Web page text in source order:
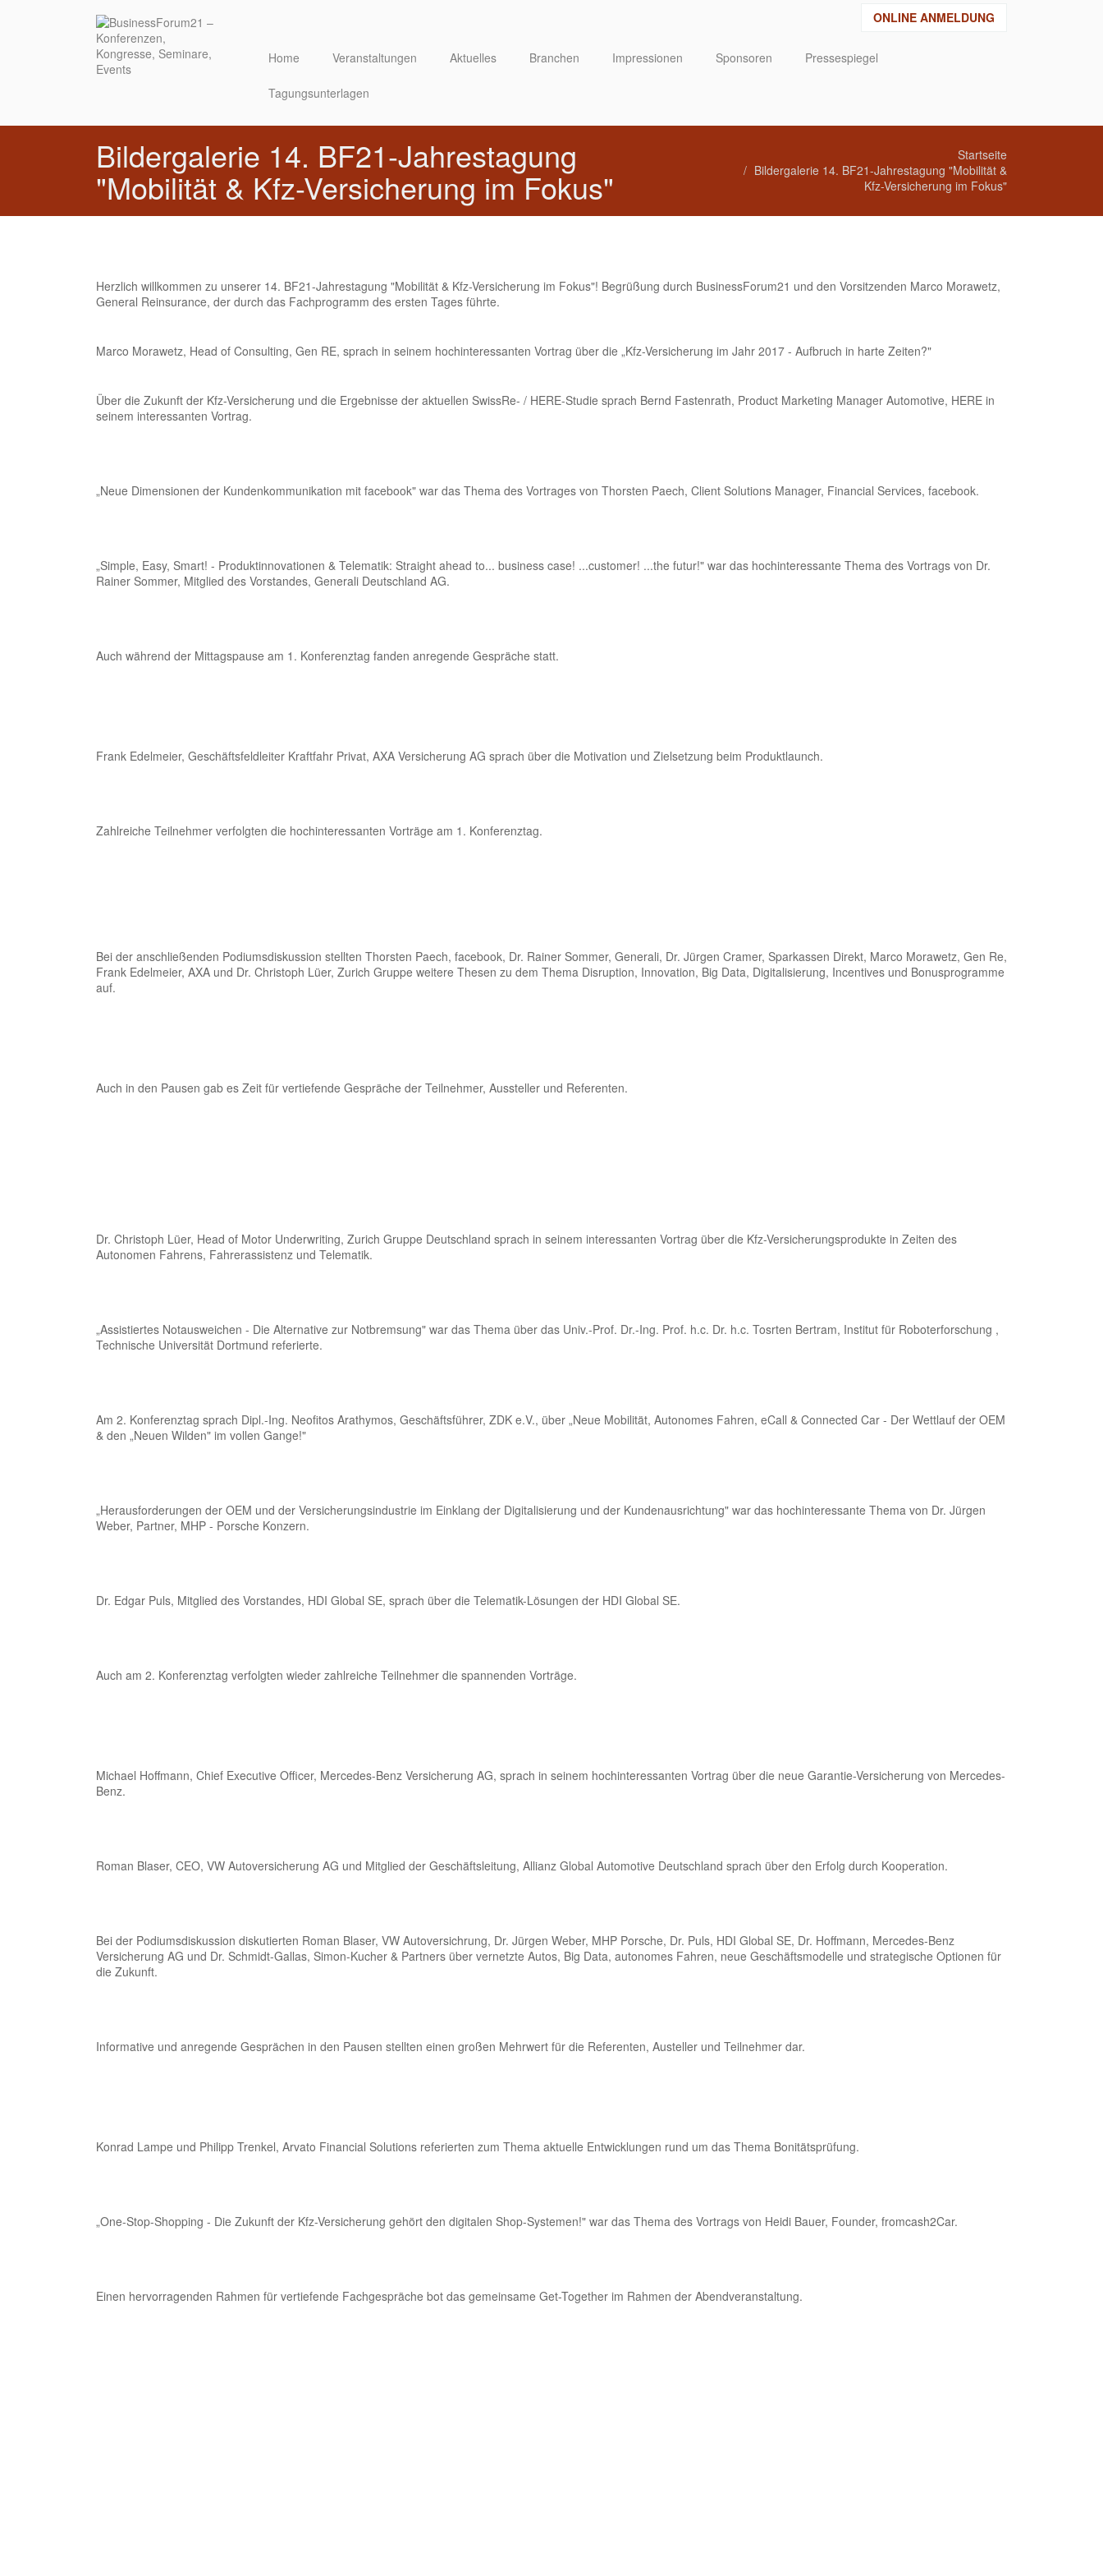
ONLINE ANMELDUNG
Home Veranstaltungen Aktuelles Branchen Impressionen Sponsoren Pressespiegel
Tagungsunterlagen
Bildergalerie 14. BF21-Jahrestagung
"Mobilität & Kfz-Versicherung im Fokus"
Startseite
Bildergalerie 14. BF21-Jahrestagung "Mobilität &
Kfz-Versicherung im Fokus"
Herzlich willkommen zu unserer 14. BF21-Jahrestagung "Mobilität & Kfz-Versicherung im Fokus"! Begrüßung durch BusinessForum21 und den Vorsitzenden Marco Morawetz,
General Reinsurance, der durch das Fachprogramm des ersten Tages führte.
Marco Morawetz, Head of Consulting, Gen RE, sprach in seinem hochinteressanten Vortrag über die „Kfz-Versicherung im Jahr 2017 - Aufbruch in harte Zeiten?"
Über die Zukunft der Kfz-Versicherung und die Ergebnisse der aktuellen SwissRe- / HERE-Studie sprach Bernd Fastenrath, Product Marketing Manager Automotive, HERE in
seinem interessanten Vortrag.
„Neue Dimensionen der Kundenkommunikation mit facebook" war das Thema des Vortrages von Thorsten Paech, Client Solutions Manager, Financial Services, facebook.
„Simple, Easy, Smart! - Produktinnovationen & Telematik: Straight ahead to... business case! ...customer! ...the futur!" war das hochinteressante Thema des Vortrags von Dr.
Rainer Sommer, Mitglied des Vorstandes, Generali Deutschland AG.
Auch während der Mittagspause am 1. Konferenztag fanden anregende Gespräche statt.
Frank Edelmeier, Geschäftsfeldleiter Kraftfahr Privat, AXA Versicherung AG sprach über die Motivation und Zielsetzung beim Produktlaunch.
Zahlreiche Teilnehmer verfolgten die hochinteressanten Vorträge am 1. Konferenztag.
Bei der anschließenden Podiumsdiskussion stellten Thorsten Paech, facebook, Dr. Rainer Sommer, Generali, Dr. Jürgen Cramer, Sparkassen Direkt, Marco Morawetz, Gen Re,
Frank Edelmeier, AXA und Dr. Christoph Lüer, Zurich Gruppe weitere Thesen zu dem Thema Disruption, Innovation, Big Data, Digitalisierung, Incentives und Bonusprogramme
auf.
Auch in den Pausen gab es Zeit für vertiefende Gespräche der Teilnehmer, Aussteller und Referenten.
Dr. Christoph Lüer, Head of Motor Underwriting, Zurich Gruppe Deutschland sprach in seinem interessanten Vortrag über die Kfz-Versicherungsprodukte in Zeiten des
Autonomen Fahrens, Fahrerassistenz und Telematik.
„Assistiertes Notausweichen - Die Alternative zur Notbremsung" war das Thema über das Univ.-Prof. Dr.-Ing. Prof. h.c. Dr. h.c. Tosrten Bertram, Institut für Roboterforschung ,
Technische Universität Dortmund referierte.
Am 2. Konferenztag sprach Dipl.-Ing. Neofitos Arathymos, Geschäftsführer, ZDK e.V., über „Neue Mobilität, Autonomes Fahren, eCall & Connected Car - Der Wettlauf der OEM
& den „Neuen Wilden" im vollen Gange!"
„Herausforderungen der OEM und der Versicherungsindustrie im Einklang der Digitalisierung und der Kundenausrichtung" war das hochinteressante Thema von Dr. Jürgen
Weber, Partner, MHP - Porsche Konzern.
Dr. Edgar Puls, Mitglied des Vorstandes, HDI Global SE, sprach über die Telematik-Lösungen der HDI Global SE.
Auch am 2. Konferenztag verfolgten wieder zahlreiche Teilnehmer die spannenden Vorträge.
Michael Hoffmann, Chief Executive Officer, Mercedes-Benz Versicherung AG, sprach in seinem hochinteressanten Vortrag über die neue Garantie-Versicherung von Mercedes-
Benz.
Roman Blaser, CEO, VW Autoversicherung AG und Mitglied der Geschäftsleitung, Allianz Global Automotive Deutschland sprach über den Erfolg durch Kooperation.
Bei der Podiumsdiskussion diskutierten Roman Blaser, VW Autoversichrung, Dr. Jürgen Weber, MHP Porsche, Dr. Puls, HDI Global SE, Dr. Hoffmann, Mercedes-Benz
Versicherung AG und Dr. Schmidt-Gallas, Simon-Kucher & Partners über vernetzte Autos, Big Data, autonomes Fahren, neue Geschäftsmodelle und strategische Optionen für
die Zukunft.
Informative und anregende Gesprächen in den Pausen stellten einen großen Mehrwert für die Referenten, Austeller und Teilnehmer dar.
Konrad Lampe und Philipp Trenkel, Arvato Financial Solutions referierten zum Thema aktuelle Entwicklungen rund um das Thema Bonitätsprüfung.
„One-Stop-Shopping - Die Zukunft der Kfz-Versicherung gehört den digitalen Shop-Systemen!" war das Thema des Vortrags von Heidi Bauer, Founder, fromcash2Car.
Einen hervorragenden Rahmen für vertiefende Fachgespräche bot das gemeinsame Get-Together im Rahmen der Abendveranstaltung.